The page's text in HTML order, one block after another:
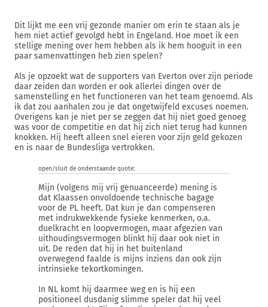
Dit lijkt me een vrij gezonde manier om erin te staan als je
hem niet actief gevolgd hebt in Engeland. Hoe moet ik een
stellige mening over hem hebben als ik hem hooguit in een
paar samenvattingen heb zien spelen?
Als je opzoekt wat de supporters van Everton over zijn periode
daar zeiden dan worden er ook allerlei dingen over de
samenstelling en het functioneren van het team genoemd. Als
ik dat zou aanhalen zou je dat ongetwijfeld excuses noemen.
Overigens kan je niet per se zeggen dat hij niet goed genoeg
was voor de competitie en dat hij zich niet terug had kunnen
knokken. Hij heeft alleen snel eieren voor zijn geld gekozen
en is naar de Bundesliga vertrokken.
open/sluit de onderstaande quote:
Mijn (volgens mij vrij genuanceerde) mening is
dat Klaassen onvoldoende technische bagage
voor de PL heeft. Dat kun je dan compenseren
met indrukwekkende fysieke kenmerken, o.a.
duelkracht en loopvermogen, maar afgezien van
uithoudingsvermogen blinkt hij daar ook niet in
uit. De reden dat hij in het buitenland
overwegend faalde is mijns inziens dan ook zijn
intrinsieke tekortkomingen.
In NL komt hij daarmee weg en is hij een
positioneel dusdanig slimme speler dat hij veel